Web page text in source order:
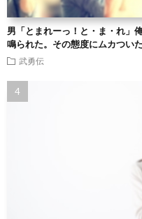
男「とまれーっ！と・ま・れ」
鳴られた。その態度にムカつい
武勇伝